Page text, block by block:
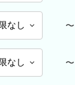
〜
〜